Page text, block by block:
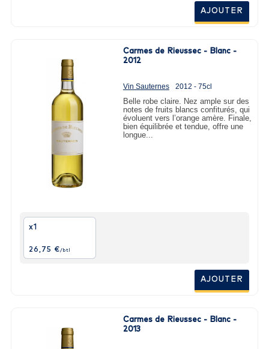
AJOUTER
Carmes de Rieussec - Blanc -
2012
Vin Sauternes 2012 - 75cl
Belle robe claire. Nez ample sur des
notes de fruits blancs confiturés, qui
évoluent vers l’orange amère. Finale,
bien équilibrée et tendue, offre une
longue...
x1
26,75 €/btl
AJOUTER
Carmes de Rieussec - Blanc -
2013